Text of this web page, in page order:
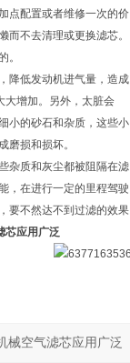
点配置或者维修一次的价
而不去清理或更换滤芯。
。
降低发动机进气量，造成
大增加。另外，太脏会
小的砂石和杂质，这些小
磨损和损坏。
杂质和灰尘都被阻隔在滤
，在进行一定的里程驾驶
要不然达不到过滤的效果
芯应用广泛